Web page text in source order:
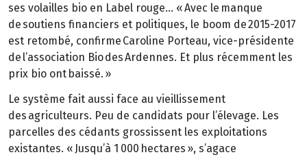
ses volailles bio en Label rouge… « Avec le manque
de soutiens financiers et politiques, le boom de 2015-2017
est retombé, confirme Caroline Porteau, vice-présidente
de l’association Bio des Ardennes. Et plus récemment les
prix bio ont baissé. »
Le système fait aussi face au vieillissement
des agriculteurs. Peu de candidats pour l’élevage. Les
parcelles des cédants grossissent les exploitations
existantes. « Jusqu’à 1 000 hectares », s’agace